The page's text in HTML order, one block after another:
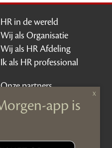
HR in de wereld
Wij als Organisatie
Wij als HR Afdeling
Ik als HR professional
Onze partners
Sponsoring